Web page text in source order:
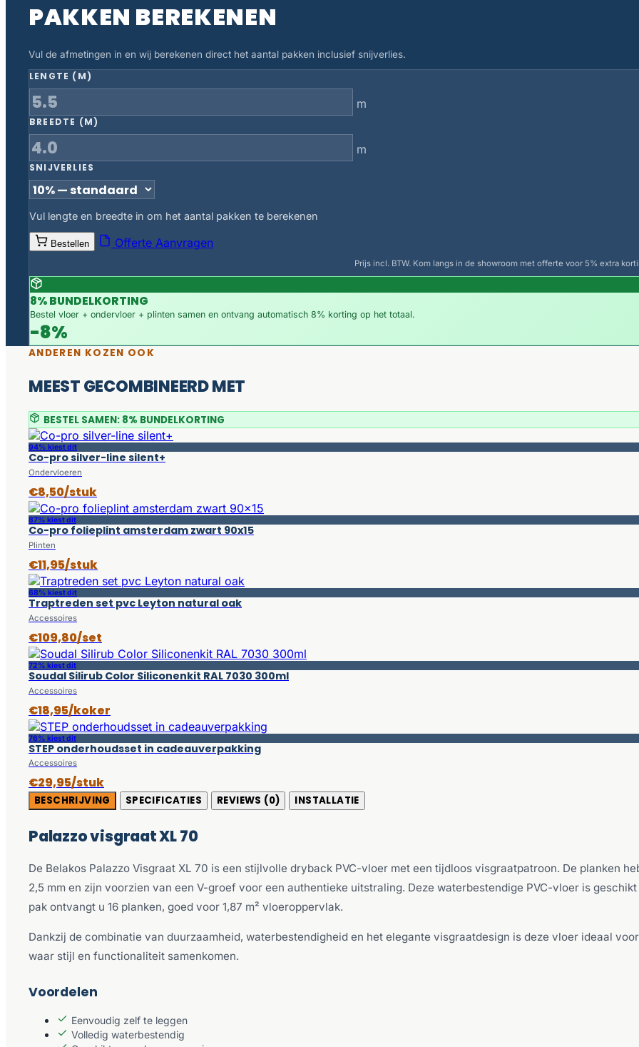
PAKKEN BEREKENEN
Vul de afmetingen in en wij berekenen direct het aantal pakken inclusief snijverlies.
LENGTE (M)
m
BREEDTE (M)
m
SNIJVERLIES
Vul lengte en breedte in om het aantal pakken te berekenen
Bestellen Offerte Aanvragen
Prijs incl. BTW. Kom langs in de showroom met offerte voor 5% extra
8% BUNDELKORTING
Bestel vloer + ondervloer + plinten samen en ontvang automatisch 8% korting op het totaal.
-8%
ANDEREN KOZEN OOK
MEEST GECOMBINEERD MET
BESTEL SAMEN: 8% BUNDELKORTING
94% kiest dit
Co-pro silver-line silent+
Ondervloeren
€8,50/stuk
87% kiest dit
Co-pro folieplint amsterdam zwart 90x15
Plinten
€11,95/stuk
68% kiest dit
Traptreden set pvc Leyton natural oak
Accessoires
€109,80/set
72% kiest dit
Soudal Silirub Color Siliconenkit RAL 7030 300ml
Accessoires
€18,95/koker
76% kiest dit
STEP onderhoudsset in cadeauverpakking
Accessoires
€29,95/stuk
BESCHRIJVING SPECIFICATIES REVIEWS (0) INSTALLATIE
Palazzo visgraat XL 70
De Belakos Palazzo Visgraat XL 70 is een stijlvolle dryback PVC-vloer met een tijdloos visgraatpatroon. De planken
2,5 mm en zijn voorzien van een V-groef voor een authentieke uitstraling. Deze waterbestendige PVC-vloer is
pak ontvangt u 16 planken, goed voor 1,87 m² vloeroppervlak.
Dankzij de combinatie van duurzaamheid, waterbestendigheid en het elegante visgraatdesign is deze vloer ideaal
waar stijl en functionaliteit samenkomen.
Voordelen
Eenvoudig zelf te leggen
Volledig waterbestendig